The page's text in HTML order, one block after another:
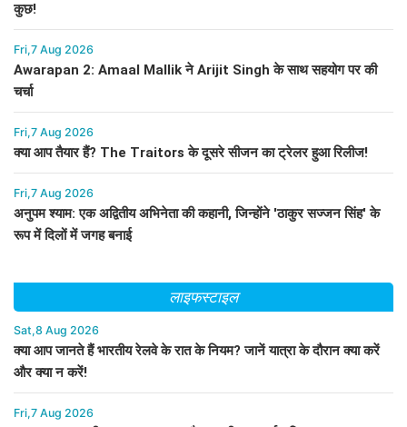
कुछ!
Fri,7 Aug 2026
Awarapan 2: Amaal Mallik ने Arijit Singh के साथ सहयोग पर की
चर्चा
Fri,7 Aug 2026
क्या आप तैयार हैं? The Traitors के दूसरे सीजन का ट्रेलर हुआ रिलीज!
Fri,7 Aug 2026
अनुपम श्याम: एक अद्वितीय अभिनेता की कहानी, जिन्होंने 'ठाकुर सज्जन सिंह' के
रूप में दिलों में जगह बनाई
लाइफस्टाइल
Sat,8 Aug 2026
क्या आप जानते हैं भारतीय रेलवे के रात के नियम? जानें यात्रा के दौरान क्या करें
और क्या न करें!
Fri,7 Aug 2026